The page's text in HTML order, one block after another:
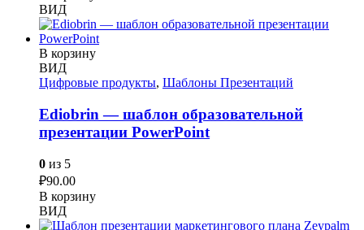
ВИД
В корзину
ВИД
Цифровые продукты, Шаблоны Презентаций
Ediobrin — шаблон образовательной
презентации PowerPoint
0 из 5
₽90.00
В корзину
ВИД